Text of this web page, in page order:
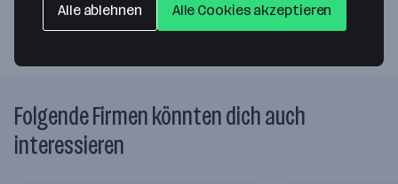
Folgende Firmen könnten dich auch
interessieren
Alle ablehnen Alle Cookies akzeptieren